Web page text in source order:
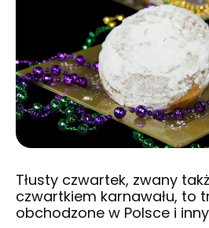
Tłusty czwartek, zwany
czwartkiem karnawału, to
obchodzone w Polsce i